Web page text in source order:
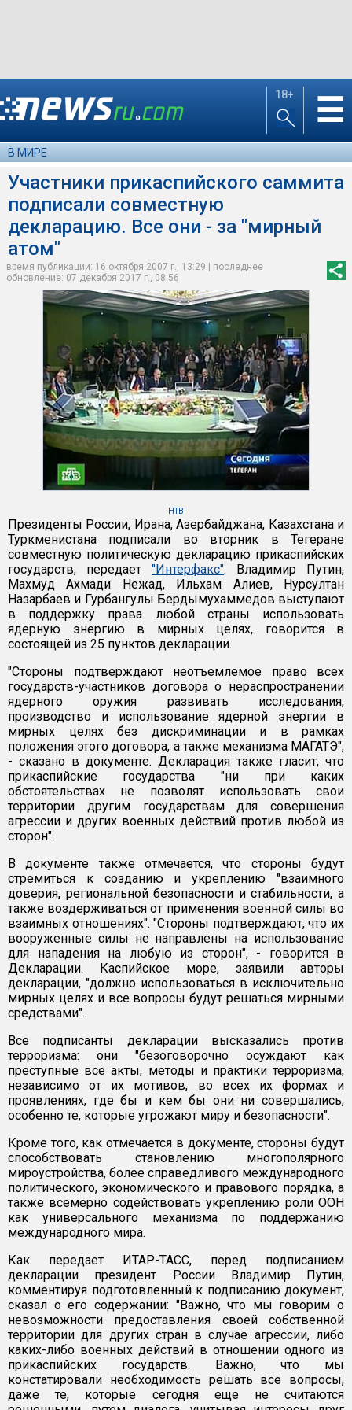
18+ ☰
В МИРЕ
Участники прикаспийского саммита
подписали совместную
декларацию. Все они - за "мирный
атом"
время публикации: 16 октября 2007 г., 13:29 | последнее
обновление: 07 декабря 2017 г., 08:56
НТВ
Президенты России, Ирана, Азербайджана, Казахстана и
Туркменистана подписали во вторник в Тегеране
совместную политическую декларацию прикаспийских
государств, передает "Интерфакс". Владимир Путин,
Махмуд Ахмади Нежад, Ильхам Алиев, Нурсултан
Назарбаев и Гурбангулы Бердымухаммедов выступают
в поддержку права любой страны использовать
ядерную энергию в мирных целях, говорится в
состоящей из 25 пунктов декларации.
"Стороны подтверждают неотъемлемое право всех
государств-участников договора о нераспространении
ядерного оружия развивать исследования,
производство и использование ядерной энергии в
мирных целях без дискриминации и в рамках
положения этого договора, а также механизма МАГАТЭ",
- сказано в документе. Декларация также гласит, что
прикаспийские государства "ни при каких
обстоятельствах не позволят использовать свои
территории другим государствам для совершения
агрессии и других военных действий против любой из
сторон".
В документе также отмечается, что стороны будут
стремиться к созданию и укреплению "взаимного
доверия, региональной безопасности и стабильности, а
также воздерживаться от применения военной силы во
взаимных отношениях". "Стороны подтверждают, что их
вооруженные силы не направлены на использование
для нападения на любую из сторон", - говорится в
Декларации. Каспийское море, заявили авторы
декларации, "должно использоваться в исключительно
мирных целях и все вопросы будут решаться мирными
средствами".
Все подписанты декларации высказались против
терроризма: они "безоговорочно осуждают как
преступные все акты, методы и практики терроризма,
независимо от их мотивов, во всех их формах и
проявлениях, где бы и кем бы они ни совершались,
особенно те, которые угрожают миру и безопасности".
Кроме того, как отмечается в документе, стороны будут
способствовать становлению многополярного
мироустройства, более справедливого международного
политического, экономического и правового порядка, а
также всемерно содействовать укреплению роли ООН
как универсального механизма по поддержанию
международного мира.
Как передает ИТАР-ТАСС, перед подписанием
декларации президент России Владимир Путин,
комментируя подготовленный к подписанию документ,
сказал о его содержании: "Важно, что мы говорим о
невозможности предоставления своей собственной
территории для других стран в случае агрессии, либо
каких-либо военных действий в отношении одного из
прикаспийских государств. Важно, что мы
констатировали необходимость решать все вопросы,
даже те, которые сегодня еще не считаются